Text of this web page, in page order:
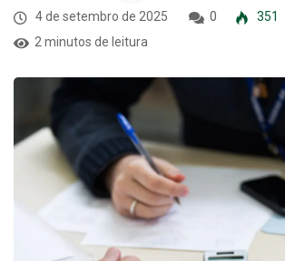
4 de setembro de 2025 0
351
2 minutos de leitura